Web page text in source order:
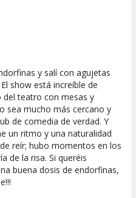
10
Interpretación
artística
y salí con agujetas
show está increíble de
del teatro con mesas y
sea mucho más cercano y
de comedia de verdad. Y
un ritmo y una naturalidad
reír; hubo momentos en los
de la risa. Si queréis
buena dosis de endorfinas,